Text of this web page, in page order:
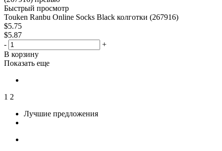
Быстрый просмотр
Touken Ranbu Online Socks Black колготки (267916)
$5.75
$5.87
-
+
В корзину
Показать еще
1 2
Лучшие предложения